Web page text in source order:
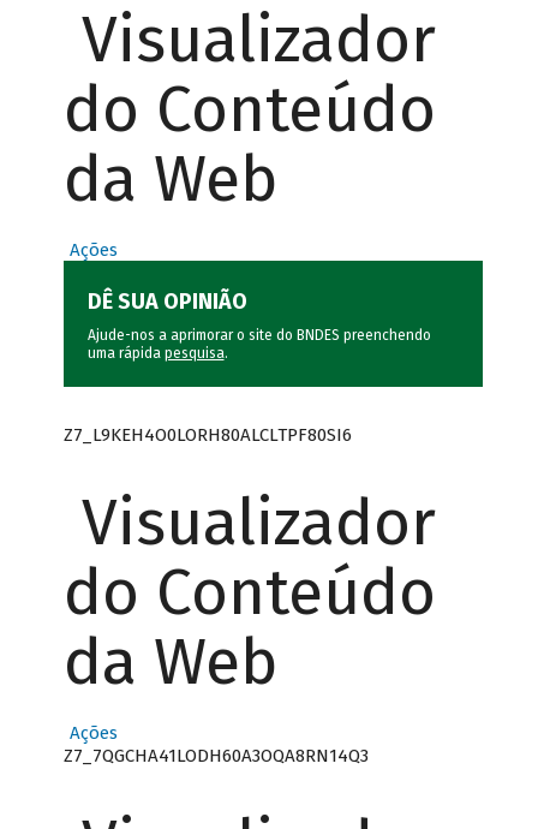
Visualizador
do Conteúdo
da Web
Ações
DÊ SUA OPINIÃO
Ajude-nos a aprimorar o site do BNDES preenchendo
uma rápida pesquisa.
Z7_L9KEH4O0LORH80ALCLTPF80SI6
Visualizador
do Conteúdo
da Web
Ações
Z7_7QGCHA41LODH60A3OQA8RN14Q3